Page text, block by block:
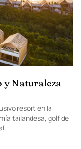
y Naturaleza
resort en la
tailandesa, golf de